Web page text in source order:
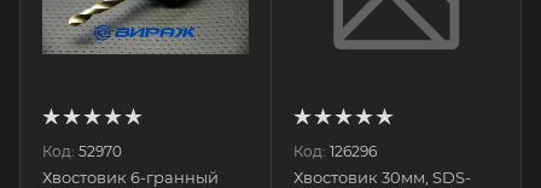
Код: 52970
Хвостовик 6-гранный
Код: 126296
Хвостовик 30мм, SDS-